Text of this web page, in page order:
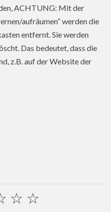
ACHTUNG: Mit der
aufräumen“ werden die
entfernt. Sie werden
Das bedeutet, dass die
z.B. auf der Website der
☆
☆